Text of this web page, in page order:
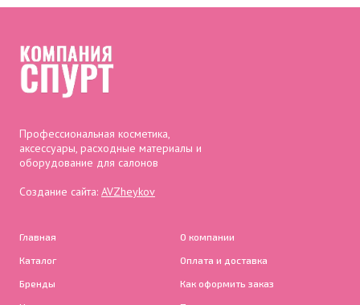
Профессиональная косметика,
аксессуары, расходные материалы и
оборудование для салонов
Создание сайта: AVZheykov
Главная
Каталог
Бренды
О компании
Оплата и доставка
Как оформить заказ